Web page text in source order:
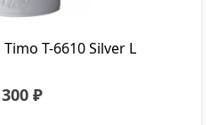
T-6610 Silver L
₽